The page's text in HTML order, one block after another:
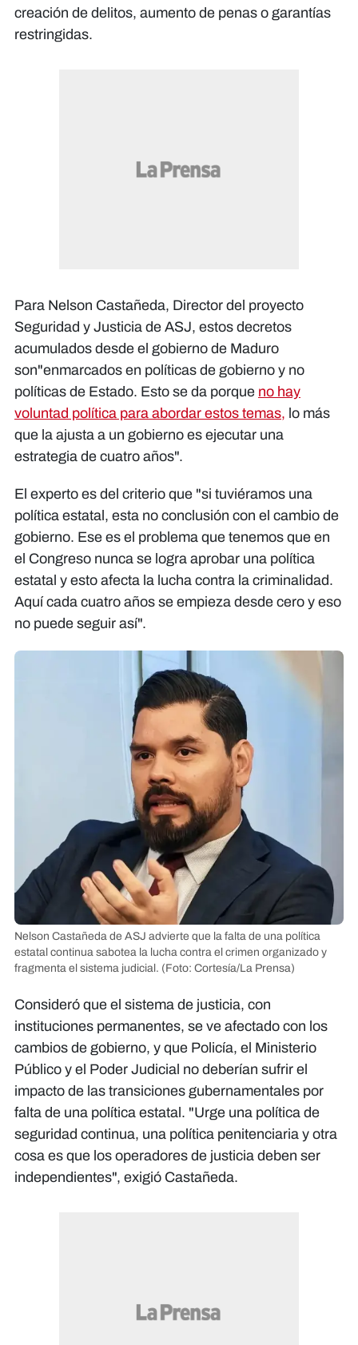
creación de delitos, aumento de penas o garantías
restringidas.
Para Nelson Castañeda, Director del proyecto
Seguridad y Justicia de ASJ, estos decretos
acumulados desde el gobierno de Maduro
son"enmarcados en políticas de gobierno y no
políticas de Estado. Esto se da porque no hay
voluntad política para abordar estos temas, lo más
que la ajusta a un gobierno es ejecutar una
estrategia de cuatro años".
El experto es del criterio que "si tuviéramos una
política estatal, esta no conclusión con el cambio de
gobierno. Ese es el problema que tenemos que en
el Congreso nunca se logra aprobar una política
estatal y esto afecta la lucha contra la criminalidad.
Aquí cada cuatro años se empieza desde cero y eso
no puede seguir así".
Nelson Castañeda de ASJ advierte que la falta de una política
estatal continua sabotea la lucha contra el crimen organizado y
fragmenta el sistema judicial. (Foto: Cortesía/La Prensa)
Consideró que el sistema de justicia, con
instituciones permanentes, se ve afectado con los
cambios de gobierno, y que Policía, el Ministerio
Público y el Poder Judicial no deberían sufrir el
impacto de las transiciones gubernamentales por
falta de una política estatal. "Urge una política de
seguridad continua, una política penitenciaria y otra
cosa es que los operadores de justicia deben ser
independientes", exigió Castañeda.